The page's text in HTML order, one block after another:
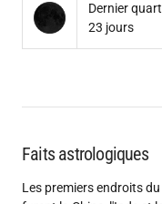
Dernier quart
23 jours
Faits astrologiques
Les premiers endroits